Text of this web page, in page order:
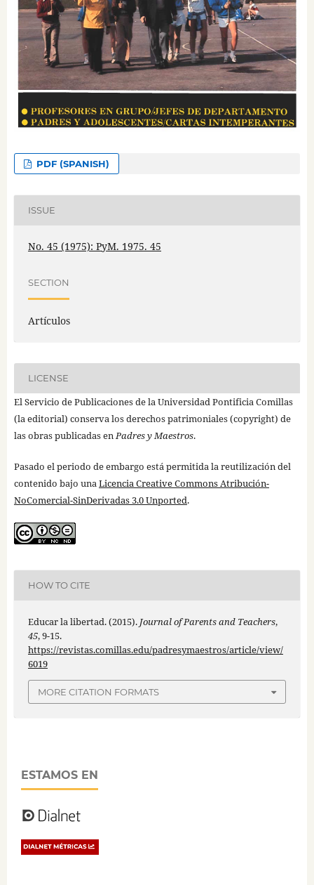
PDF (SPANISH)
ISSUE
No. 45 (1975): PyM. 1975. 45
SECTION
Artículos
LICENSE
El Servicio de Publicaciones de la Universidad Pontificia Comillas
(la editorial) conserva los derechos patrimoniales (copyright) de
las obras publicadas enPadres y Maestros.
Pasado el periodo de embargo está permitida la reutilización del
contenido bajo unaLicencia Creative Commons Atribución-
NoComercial-SinDerivadas 3.0 Unported.
HOW TO CITE
Educar la libertad. (2015). Journal of Parents and Teachers,
45, 9-15.
https://revistas.comillas.edu/padresymaestros/article/view/
6019
MORE CITATION FORMATS
ESTAMOS EN